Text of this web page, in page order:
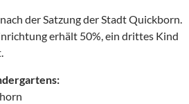
der Satzung der Stadt Quickborn.
erhält 50%, ein drittes Kind